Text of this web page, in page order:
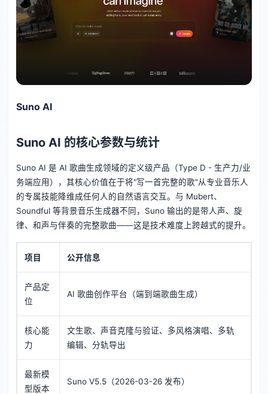
Suno AI
Suno AI 的核心参数与统计
Suno AI 是 AI 歌曲生成领域的定义级产品（Type D - 生产力/业
务端应用），其核心价值在于将"写一首完整的歌"从专业音乐人
的专属技能降维成任何人的自然语言交互。与 Mubert、
Soundful 等背景音乐生成器不同，Suno 输出的是带人声、旋
律、和声与伴奏的完整歌曲——这是技术难度上跨越式的提升。
项目 公开信息
产品定
位
AI 歌曲创作平台（端到端歌曲生成）
核心能
力
文生歌、声音克隆与验证、多风格演唱、多轨
编辑、分轨导出
最新模
型版本
Suno V5.5（2026-03-26 发布）